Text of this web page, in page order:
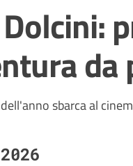
sbarca al